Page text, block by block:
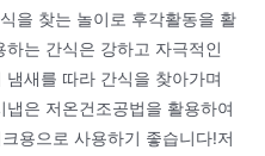
을 찾는 놀이로 후각활동을 활
는 간식은 강하고 자극적인
새를 따라 간식을 찾아가며
은 저온건조공법을 활용하여
용으로 사용하기 좋습니다!저